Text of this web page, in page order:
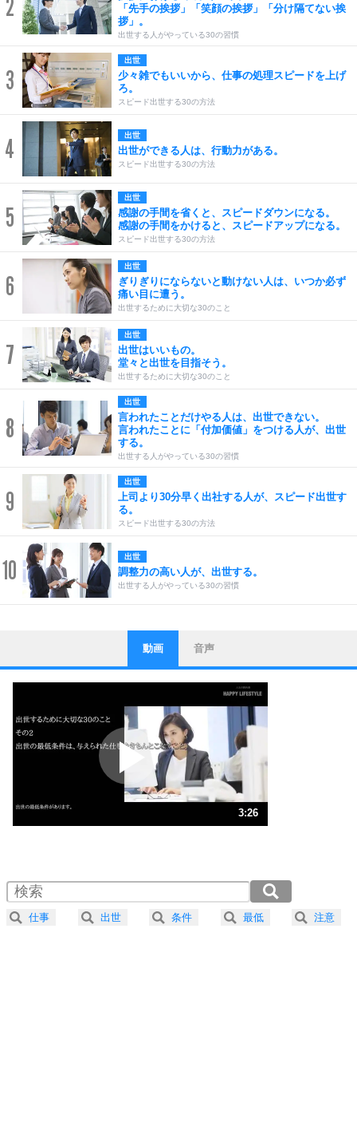
2
「先手の挨拶」「笑顔の挨拶」「分け隔てない挨
拶」。
出世する人がやっている30の習慣
3
出世
少々雑でもいいから、仕事の処理スピードを上げ
ろ。
スピード出世する30の方法
4 出世
出世ができる人は、行動力がある。
スピード出世する30の方法
5
出世
感謝の手間を省くと、スピードダウンになる。
感謝の手間をかけると、スピードアップになる。
スピード出世する30の方法
6
出世
ぎりぎりにならないと動けない人は、いつか必ず
痛い目に遭う。
出世するために大切な30のこと
7
出世
出世はいいもの。
堂々と出世を目指そう。
出世するために大切な30のこと
8
出世
言われたことだけやる人は、出世できない。
言われたことに「付加価値」をつける人が、出世
する。
出世する人がやっている30の習慣
9
出世
上司より30分早く出社する人が、スピード出世す
る。
スピード出世する30の方法
10 出世
調整力の高い人が、出世する。
出世する人がやっている30の習慣
1
ストレス対策
他人と比べない。
いっそのこと、他人を見ない。
いらいらしない人になる30の方法
プラス思考
ポジティブになれない原因は、行動しないから。
ポジティブ思考になる30の方法
ストレス対策
人生、なんとかなるもの。
気楽に生きる30の方法
4 器の大きい人は、怒りを優しさで表現する。
プラス思考
動画 音声
3:26
2.0倍速 （404KB 1分43秒）
2.5倍速 （324KB 1分22秒）
3.0倍速 （270KB 1分8秒）
仕事 出世 条件 最低 注意